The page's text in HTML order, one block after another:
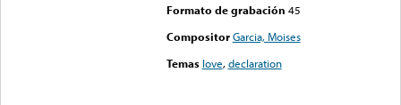
Formato de grabación 45
Compositor Garcia, Moises
Temas love,declaration